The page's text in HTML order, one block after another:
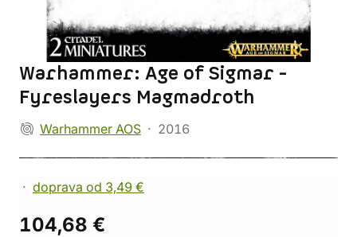
Warhammer: Age of Sigmar -
Fyreslayers Magmadroth
Warhammer AOS 2016
doprava od 3,49 €
104,68 €